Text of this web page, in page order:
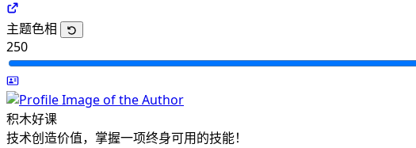
主题色相
250
积木好课
技术创造价值，掌握一项终身可用的技能！